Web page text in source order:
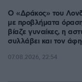
Ο «Δράκος» του
με προβλήματα
βίαζε γυναίκες, η
συλλάβει και τον
07.08.2026, 22:54